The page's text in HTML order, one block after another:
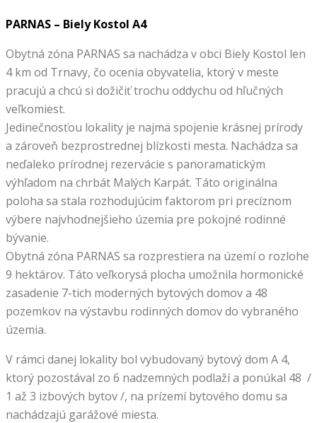
PARNAS – Biely Kostol A4
Obytná zóna PARNAS sa nachádza v obci Biely Kostol len
4 km od Trnavy, čo ocenia obyvatelia, ktorý v meste
pracujú a chcú si dožičiť trochu oddychu od hľučných
veľkomiest.
Jedinečnosťou lokality je najmä spojenie krásnej prírody
a zároveň bezprostrednej blízkosti mesta. Nachádza sa
neďaleko prírodnej rezervácie s panoramatickým
výhľadom na chrbát Malých Karpát. Táto originálna
poloha sa stala rozhodujúcim faktorom pri precíznom
výbere najvhodnejšieho územia pre pokojné rodinné
bývanie.
Obytná zóna PARNAS sa rozprestiera na území o rozlohe
9 hektárov. Táto veľkorysá plocha umožnila hormonické
zasadenie 7-tich moderných bytových domov a 48
pozemkov na výstavbu rodinných domov do vybraného
územia.
V rámci danej lokality bol vybudovaný bytový dom A 4,
ktorý pozostával zo 6 nadzemných podlaží a ponúkal 48 /
1 až 3 izbových bytov /, na prízemí bytového domu sa
nachádzajú garážové miesta.